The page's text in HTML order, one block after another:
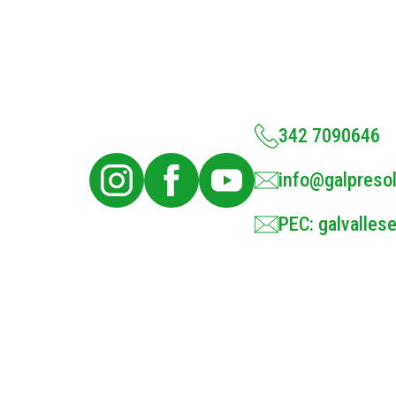
342 7090646
PEC: